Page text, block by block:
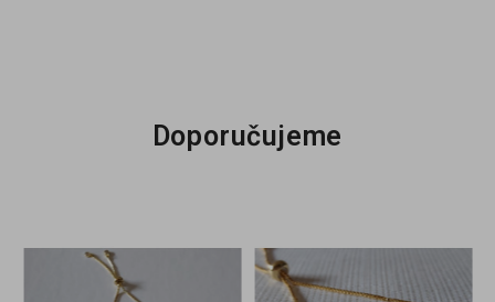
Doporučujeme